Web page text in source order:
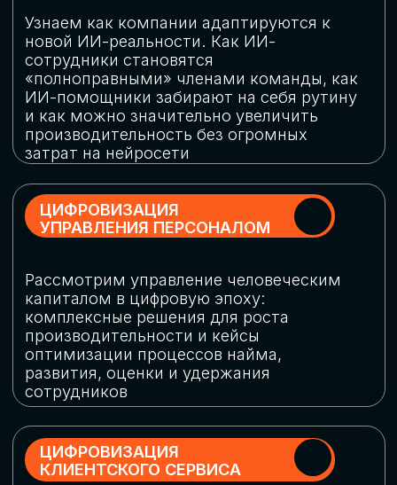
огромную статью затрат
ОБЛАЧНЫЕ ТЕХНОЛОГИИ
Подискутируем, какие облачные решения
существуют на рынке и почему
использование мультиоблачных моделей
не только снижает затраты, но и
«пересборки» бизнес-моделей
СКАЧАТЬ
ПРОГРАММУ
КОНФЕРЕНЦИИ
Оставьте заявку, мы направим вам
программу конференции
СКАЧАТЬ ПРОГРАММУ